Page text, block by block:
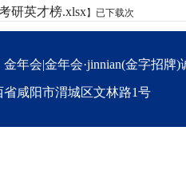
研英才榜.xlsx】已下载次
年会|金年会·jinnian(金字招牌)
省咸阳市渭城区文林路1号